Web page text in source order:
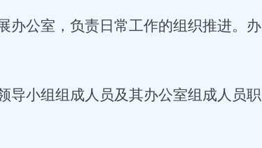
办公室，负责日常工作的组织推进。办
导小组组成人员及其办公室组成人员职